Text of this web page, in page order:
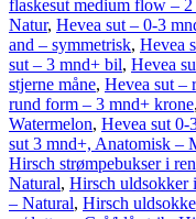
flaskesut medium flow – 2
Natur, Hevea sut – 0-3
and – symmetrisk, Hevea
sut – 3 mnd+ bil, Hevea
stjerne måne, Hevea sut –
rund form – 3 mnd+ krone,
Watermelon, Hevea sut 0-
sut 3 mnd+, Anatomisk –
Hirsch strømpebukser i
Natural, Hirsch uldsokker
– Natural, Hirsch